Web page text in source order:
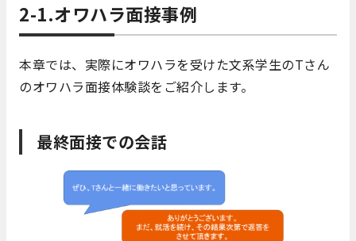
2-1.オワハラ面接事例
本章では、実際にオワハラを受けた文系学生のTさん
のオワハラ面接体験談をご紹介します。
最終面接での会話